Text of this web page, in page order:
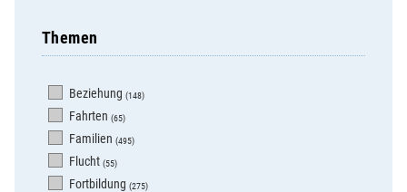
Themen
Beziehung (148)
Fahrten (65)
Familien (495)
Flucht (55)
Fortbildung (275)